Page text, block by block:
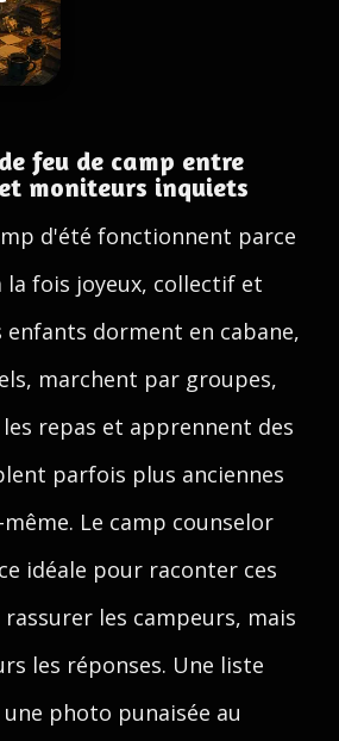
feu de camp entre
moniteurs inquiets
d'été fonctionnent parce
la fois joyeux, collectif et
enfants dorment en cabane,
marchent par groupes,
repas et apprennent des
parfois plus anciennes
Le camp counselor
idéale pour raconter ces
les campeurs, mais
les réponses. Une liste
photo punaisée au